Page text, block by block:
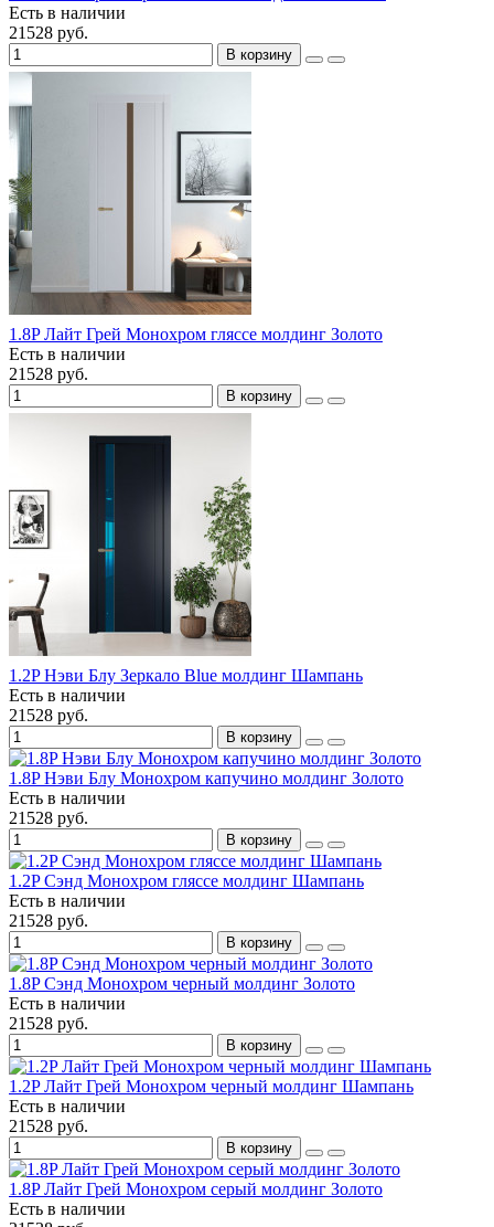
Есть в наличии
21528 руб.
В корзину
1.8P Лайт Грей Монохром гляссе молдинг Золото
Есть в наличии
21528 руб.
В корзину
1.2P Нэви Блу Зеркало Blue молдинг Шампань
Есть в наличии
21528 руб.
В корзину
1.8P Нэви Блу Монохром капучино молдинг Золото
Есть в наличии
21528 руб.
В корзину
1.2P Сэнд Монохром гляссе молдинг Шампань
Есть в наличии
21528 руб.
В корзину
1.8P Сэнд Монохром черный молдинг Золото
Есть в наличии
21528 руб.
В корзину
1.2P Лайт Грей Монохром черный молдинг Шампань
Есть в наличии
21528 руб.
В корзину
1.8P Лайт Грей Монохром серый молдинг Золото
Есть в наличии